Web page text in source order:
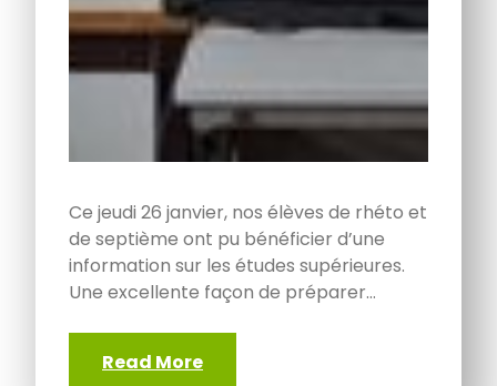
Ce jeudi 26 janvier, nos élèves de rhéto et
de septième ont pu bénéficier d’une
information sur les études supérieures.
Une excellente façon de préparer…
Read More